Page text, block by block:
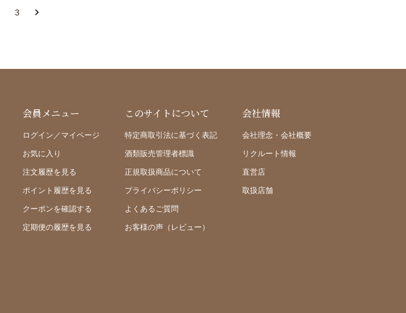
3
会員メニュー
ログイン／マイページ
お気に入り
注文履歴を見る
ポイント履歴を見る
クーポンを確認する
定期便の履歴を見る
このサイトについて
特定商取引法に基づく表記
酒類販売管理者標識
正規取扱商品について
プライバシーポリシー
よくあるご質問
お客様の声（レビュー）
会社情報
会社理念・会社概要
リクルート情報
直営店
取扱店舗